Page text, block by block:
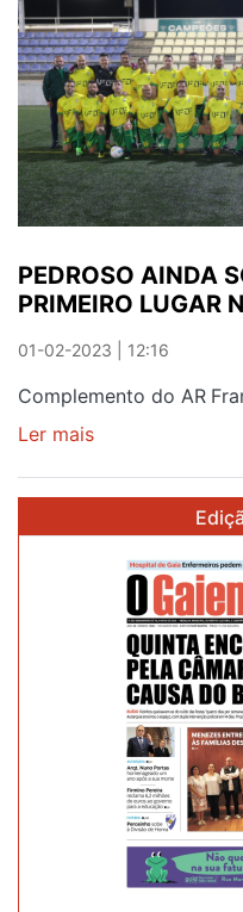
PEDROSO AINDA
PRIMEIRO LUGAR
01-02-2023 | 12:16
Complemento do AR
Ler mais
PRIMEIRO
LUGAR
SÉRIE